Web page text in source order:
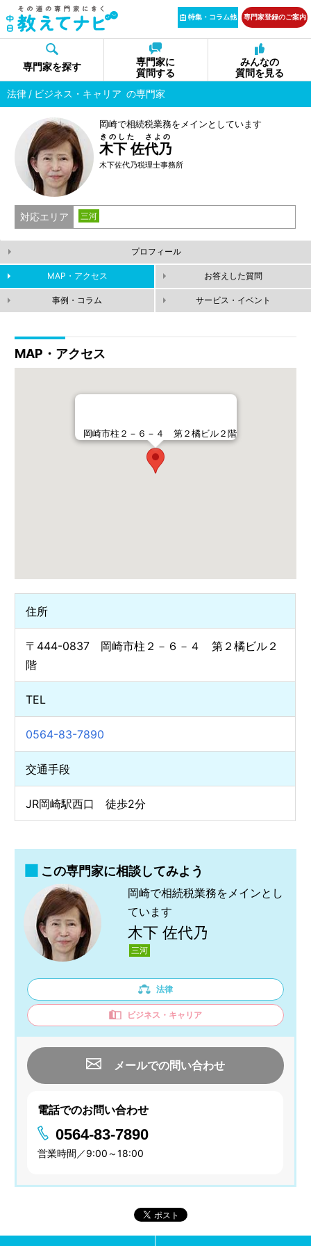
特集・コラム他 専門家登録のご案内
専門家を探す
専門家に
質問する
みんなの
質問を見る
法律
ビジネス・キャリア の専門家
岡崎で相続税業務をメインとしています
木下 佐代乃
きのした さよの
木下佐代乃税理士事務所
対応エリア 三河
プロフィール
MAP・アクセス お答えした質問
事例・コラム サービス・イベント
MAP・アクセス
岡崎市柱２－６－４ 第２橘ビル２階
住所
〒444-0837 岡崎市柱２－６－４ 第２橘ビル２
階
TEL
0564-83-7890
交通手段
JR岡崎駅西口 徒歩2分
この専門家に相談してみよう
岡崎で相続税業務をメインとし
ています
木下 佐代乃
三河
法律
ビジネス・キャリア
メールでの問い合わせ
電話でのお問い合わせ
0564-83-7890
営業時間／9:00～18:00